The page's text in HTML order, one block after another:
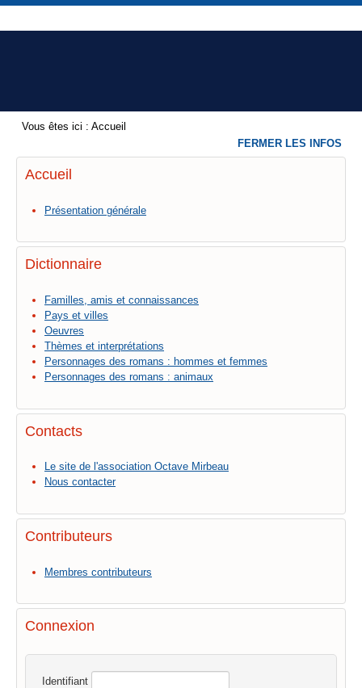
Vous êtes ici : Accueil
Accueil
Présentation générale
Dictionnaire
Familles, amis et connaissances
Pays et villes
Oeuvres
Thèmes et interprétations
Personnages des romans : hommes et femmes
Personnages des romans : animaux
Contacts
Le site de l'association Octave Mirbeau
Nous contacter
Contributeurs
Membres contributeurs
Connexion
Identifiant
FERMER LES INFOS